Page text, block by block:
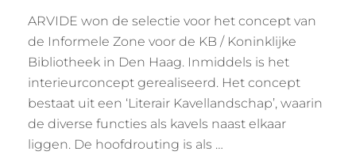
ARVIDE won de selectie voor het concept van
de Informele Zone voor de KB / Koninklijke
Bibliotheek in Den Haag. Inmiddels is het
interieurconcept gerealiseerd. Het concept
bestaat uit een ‘Literair Kavellandschap’, waarin
de diverse functies als kavels naast elkaar
liggen. De hoofdrouting is als …